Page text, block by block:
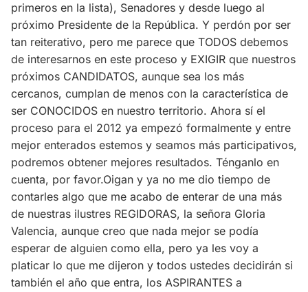
primeros en la lista), Senadores y desde luego al
próximo Presidente de la República. Y perdón por ser
tan reiterativo, pero me parece que TODOS debemos
de interesarnos en este proceso y EXIGIR que nuestros
próximos CANDIDATOS, aunque sea los más
cercanos, cumplan de menos con la característica de
ser CONOCIDOS en nuestro territorio. Ahora sí el
proceso para el 2012 ya empezó formalmente y entre
mejor enterados estemos y seamos más participativos,
podremos obtener mejores resultados. Ténganlo en
cuenta, por favor.Oigan y ya no me dio tiempo de
contarles algo que me acabo de enterar de una más
de nuestras ilustres REGIDORAS, la señora Gloria
Valencia, aunque creo que nada mejor se podía
esperar de alguien como ella, pero ya les voy a
platicar lo que me dijeron y todos ustedes decidirán si
también el año que entra, los ASPIRANTES a